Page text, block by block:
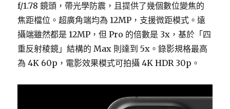
f/1.78 鏡頭，帶光學防震，且提供了幾個數位變焦的
焦距檔位。超廣角端均為 12MP，支援微距模式。遠
攝端雖然都是 12MP，但 Pro 的倍數是 3x，基於「四
重反射稜鏡」結構的 Max 則達到 5x。錄影規格最高
為 4K 60p，電影效果模式可拍攝 4K HDR 30p。